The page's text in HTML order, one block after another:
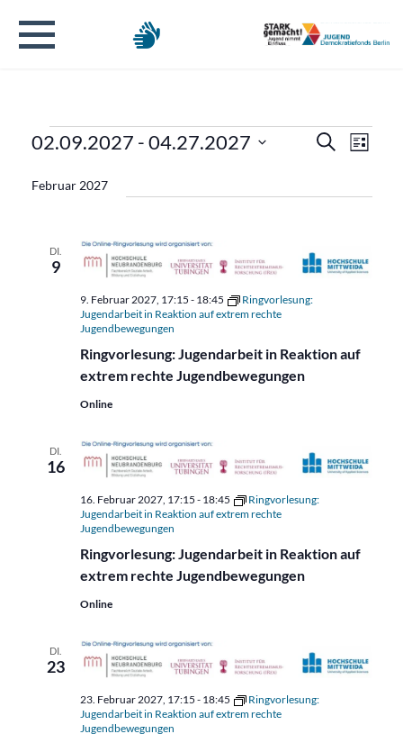
Veranstaltungen Suche
Liste
02.09.2027 - 04.27.2027
wählen.
Februar 2027
DI.
9
Ringvorlesung: Jugendarbeit in Reaktion auf
extrem rechte Jugendbewegungen
9. Februar 2027, 17:15 - 18:45
Ringvorlesung:
Jugendarbeit in Reaktion auf extrem rechte
Jugendbewegungen
Online
DI.
16
Ringvorlesung: Jugendarbeit in Reaktion auf
extrem rechte Jugendbewegungen
16. Februar 2027, 17:15 - 18:45
Ringvorlesung:
Jugendarbeit in Reaktion auf extrem rechte
Jugendbewegungen
Online
DI.
23
23. Februar 2027, 17:15 - 18:45
Ringvorlesung:
Jugendarbeit in Reaktion auf extrem rechte
Jugendbewegungen